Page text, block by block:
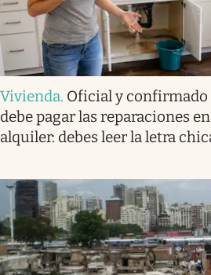
Vivienda. Oficial y confirmado
debe pagar las reparaciones
alquiler: debes leer la letra